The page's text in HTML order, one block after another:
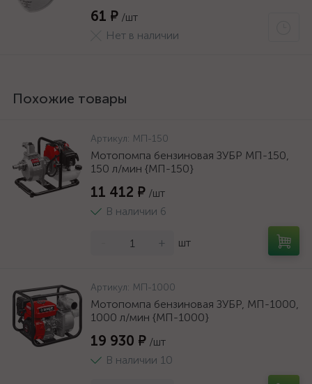
61 ₽ /шт
Нет в наличии
Похожие товары
Артикул: МП-150
Мотопомпа бензиновая ЗУБР МП-150,
150 л/мин {МП-150}
11 412 ₽ /шт
В наличии 6
+ шт
Артикул: МП-1000
Мотопомпа бензиновая ЗУБР, МП-1000,
1000 л/мин {МП-1000}
19 930 ₽ /шт
В наличии 10